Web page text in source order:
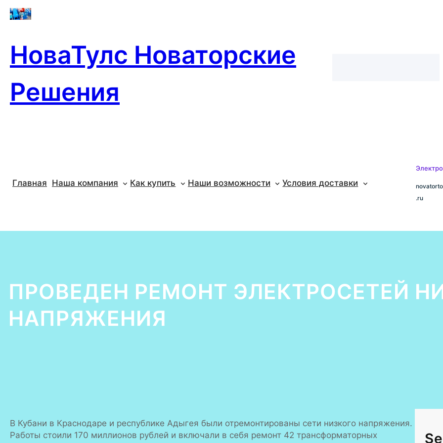
Перейти
НоваТулс Новаторские
Решения
Главная Наша компания Как купить Наши возможности Условия доставки
.ru
ПРОВЕДЕН РЕМОНТ ЭЛЕКТРОСЕТЕЙ
НАПРЯЖЕНИЯ
В Кубани в Краснодаре и республике Адыгея были отремонтированы сети низкого напряжения.
Работы стоили 170 миллионов рублей и включали в себя ремонт 42 трансформаторных